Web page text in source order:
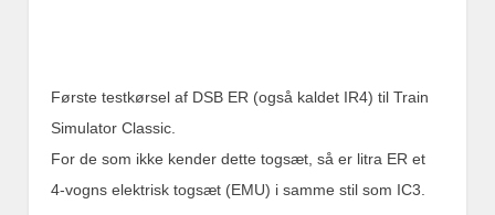
Første testkørsel af DSB ER (også kaldet IR4) til Train
Simulator Classic.
For de som ikke kender dette togsæt, så er litra ER et
4-vogns elektrisk togsæt (EMU) i samme stil som IC3.